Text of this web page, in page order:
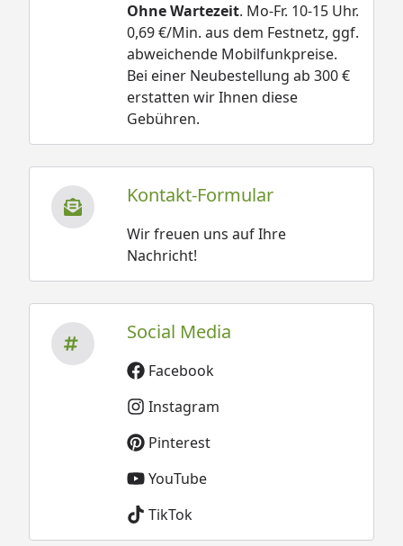
Ohne Wartezeit. Mo-Fr. 10-15 Uhr.
0,69 €/Min. aus dem Festnetz, ggf.
abweichende Mobilfunkpreise.
Bei einer Neubestellung ab 300 €
erstatten wir Ihnen diese
Gebühren.
Kontakt-Formular
Wir freuen uns auf Ihre
Nachricht!
Social Media
Facebook
Instagram
Pinterest
YouTube
TikTok